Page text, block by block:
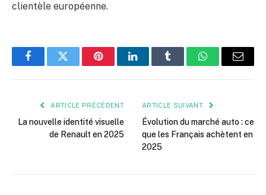
clientèle européenne.
FacebookTwitter PinterestLinkedInTumblr WhatsApp
E-
ARTICLE PRÉCÉDENT
La nouvelle identité visuelle
de Renault en 2025
ARTICLE SUIVANT
Évolution du marché auto : ce
que les Français achètent en
2025